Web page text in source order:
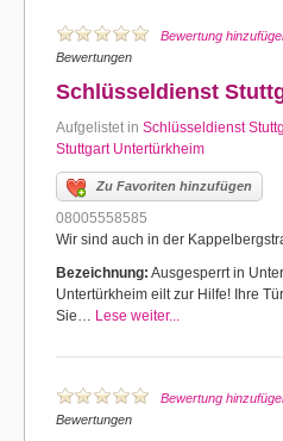
Bewertung
Bewertungen
Schlüsseldienst
Aufgelistet in Schlüsseldienst
Stuttgart Untertürkheim
Zu Favoriten hinzufügen
08005558585
Wir sind auch in der
Bezeichnung: Ausgesperrt in
Untertürkheim eilt zur Hilfe! Ihre
Sie… Lese weiter...
Bewertung
Bewertungen